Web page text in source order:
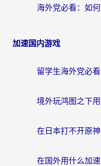
加速国内游戏